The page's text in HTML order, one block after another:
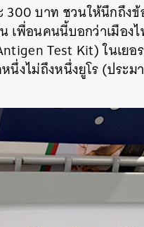
300 บาท ชวนให้นึกถึง
เพื่อนคนนี้บอกว่าเมือง
Test Kit) ในเยอ
นึ่งไม่ถึงหนึ่งยูโร (ประ